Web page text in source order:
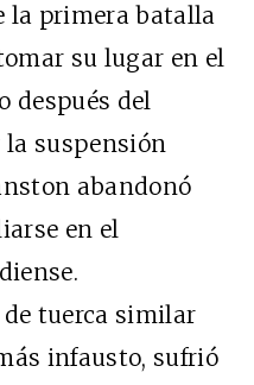
la primera batalla
su lugar en el
después del
la suspensión
abandonó
en el
tuerca similar
infausto, sufrió